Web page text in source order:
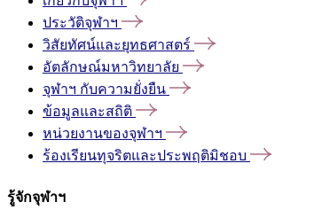
ประวัติจุฬาฯ
วิสัยทัศน์และยุทธศาสตร์
อัตลักษณ์มหาวิทยาลัย
จุฬาฯ กับความยั่งยืน
ข้อมูลและสถิติ
หน่วยงานของจุฬาฯ
ร้องเรียนทุจริตและประพฤติมิชอบ
รู้จักจุฬาฯ